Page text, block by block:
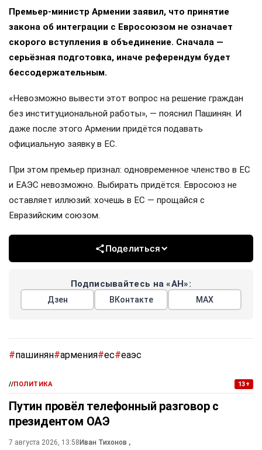
Премьер-министр Армении заявил, что принятие
закона об интеграции с Евросоюзом не означает
скорого вступления в объединение. Сначала —
серьёзная подготовка, иначе референдум будет
бессодержательным.
«Невозможно вывести этот вопрос на решение граждан
без институциональной работы», — пояснил Пашинян. И
даже после этого Армении придётся подавать
официальную заявку в ЕС.
При этом премьер признал: одновременное членство в ЕС
и ЕАЭС невозможно. Выбирать придётся. Евросоюз не
оставляет иллюзий: хочешь в ЕС — прощайся с
Евразийским союзом.
Поделиться
Подписывайтесь на «АН»:
Дзен ВКонтакте МАХ
#пашинян#армения#ес#еаэс
//ПОЛИТИКА 13+
Путин провёл телефонный разговор с
президентом ОАЭ
7 августа 2026, 13:58 Иван Тихонов ,